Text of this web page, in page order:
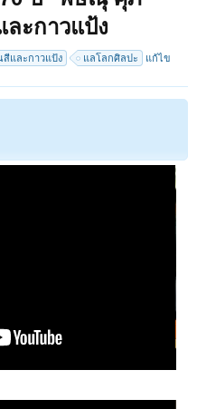
ะกาวแป้ง
และกาวแป้ง แลโลกศิลปะ แก้ไข